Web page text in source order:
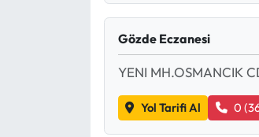
Gözde Eczanesi
YENI MH.OSMANCIK
Yol Tarifi Al 0